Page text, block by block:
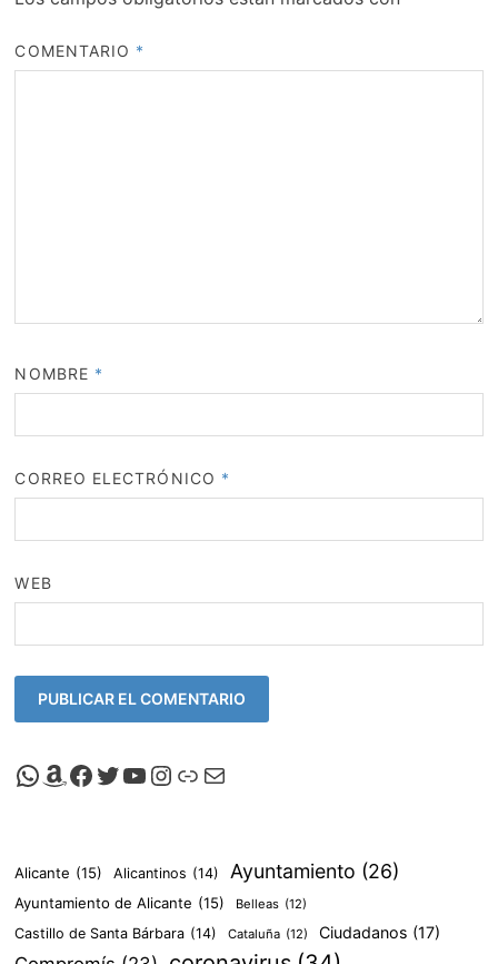
COMENTARIO *
NOMBRE *
CORREO ELECTRÓNICO *
WEB
Canal de Whatsapp de Viscalacant
Comprar en Amazon
Facebook de Viscalacant
Twitter de Viscalacant
Canal de Youtube de Viscalacant
Instagram de Viscalacant
Viscalacant en Polkaverse
Correo electrónico
Alicante (15) Alicantinos (14) Ayuntamiento (26)
Ayuntamiento de Alicante (15) Belleas (12)
Castillo de Santa Bárbara (14) Cataluña (12) Ciudadanos (17)